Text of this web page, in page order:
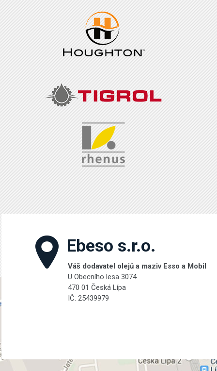
Ebeso s.r.o.
Váš dodavatel olejů a maziv Esso a Mobil
U Obecního lesa 3074
470 01 Česká Lípa
IČ: 25439979